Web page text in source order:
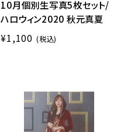
10月個別生写真5枚セット/
ハロウィン2020 秋元真夏
¥1,100 (税込)